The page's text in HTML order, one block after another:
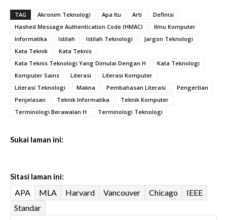
TAG Akronim Teknologi Apa Itu Arti
Definisi
Hashed Message Authentication Code (HMAC)
Ilmu Komputer
Informatika
Istilah Istilah Teknologi
Jargon Teknologi
Kata Teknik
Kata Teknis
Kata Teknis Teknologi Yang Dimulai Dengan H
Kata Teknologi
Komputer Sains
Literasi
Literasi Komputer
Literasi Teknologi
Makna Pembahasan Literasi
Pengertian
Penjelasan
Teknik Informatika
Teknik Komputer
Terminologi Berawalan H
Terminologi Teknologi
Sukai laman ini:
Sitasi laman ini:
APA MLA Harvard Vancouver Chicago
IEEE
Standar